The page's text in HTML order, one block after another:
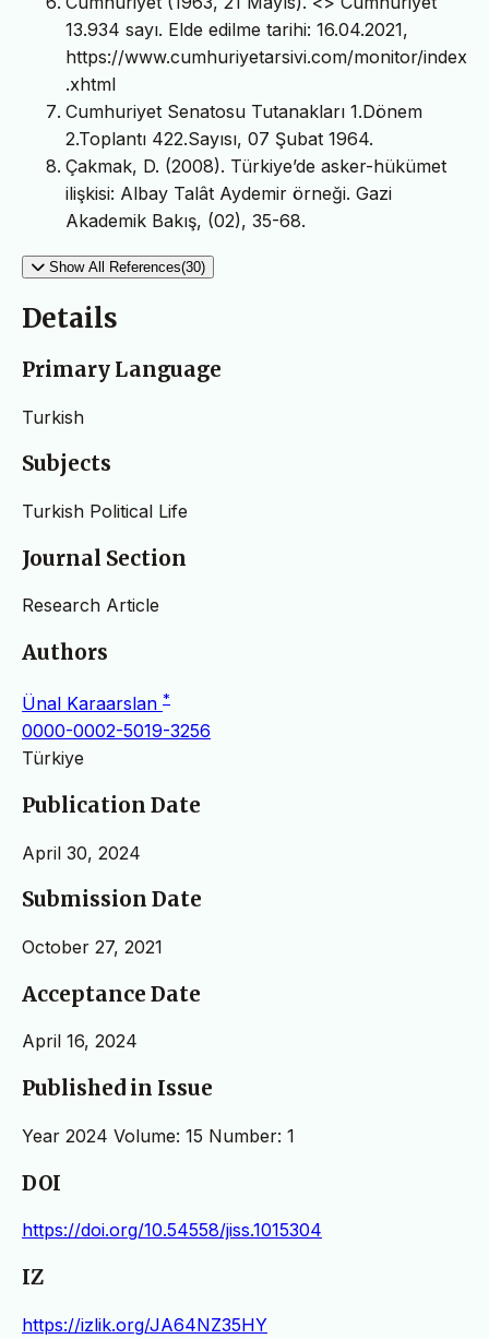
13.934 sayı. Elde edilme tarihi: 16.04.2021,
https://www.cumhuriyetarsivi.com/monitor/index
.xhtml
Cumhuriyet Senatosu Tutanakları 1.Dönem
2.Toplantı 422.Sayısı, 07 Şubat 1964.
Çakmak, D. (2008). Türkiye’de asker-hükümet
ilişkisi: Albay Talât Aydemir örneği. Gazi
Akademik Bakış, (02), 35-68.
Show All References(30)
Details
Primary Language
Turkish
Subjects
Turkish Political Life
Journal Section
Research Article
Authors
Ünal Karaarslan *
0000-0002-5019-3256
Türkiye
Publication Date
April 30, 2024
Submission Date
October 27, 2021
Acceptance Date
April 16, 2024
Published in Issue
Year 2024 Volume: 15 Number: 1
DOI
https://doi.org/10.54558/jiss.1015304
IZ
https://izlik.org/JA64NZ35HY